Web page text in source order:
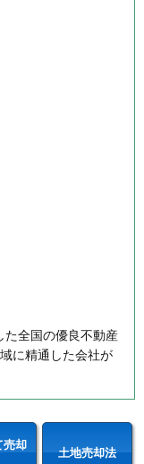
た全国の優良不動産
に精通した会社が
売却
土地売却法